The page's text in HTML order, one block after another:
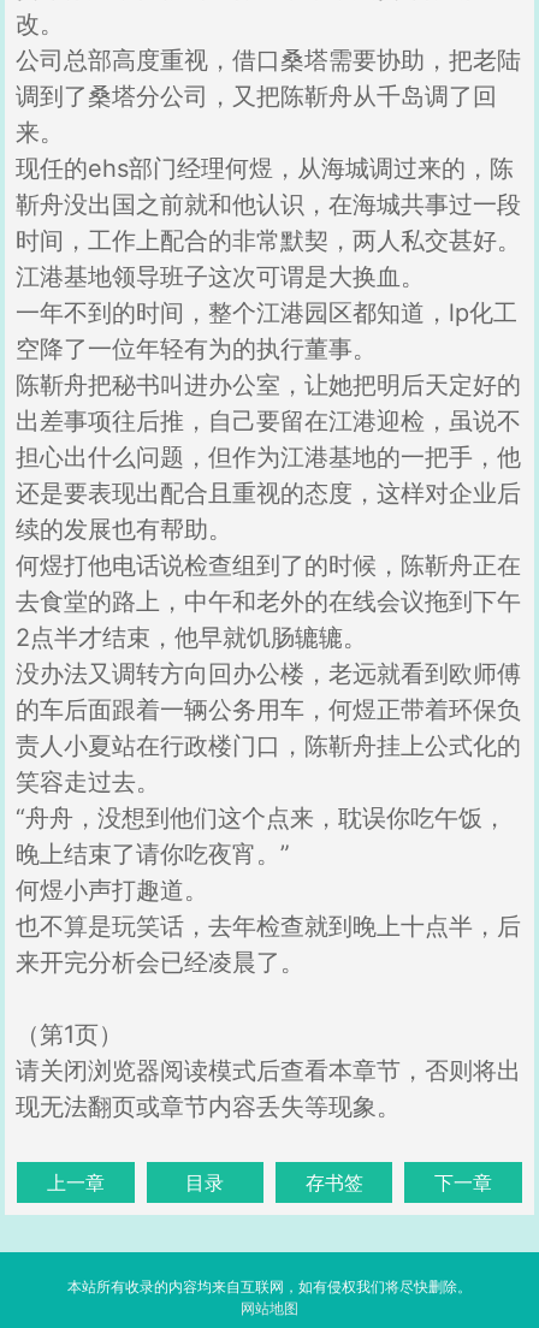
改。
公司总部高度重视，借口桑塔需要协助，把老陆
调到了桑塔分公司，又把陈靳舟从千岛调了回
来。
现任的ehs部门经理何煜，从海城调过来的，陈
靳舟没出国之前就和他认识，在海城共事过一段
时间，工作上配合的非常默契，两人私交甚好。
江港基地领导班子这次可谓是大换血。
一年不到的时间，整个江港园区都知道，lp化工
空降了一位年轻有为的执行董事。
陈靳舟把秘书叫进办公室，让她把明后天定好的
出差事项往后推，自己要留在江港迎检，虽说不
担心出什么问题，但作为江港基地的一把手，他
还是要表现出配合且重视的态度，这样对企业后
续的发展也有帮助。
何煜打他电话说检查组到了的时候，陈靳舟正在
去食堂的路上，中午和老外的在线会议拖到下午
2点半才结束，他早就饥肠辘辘。
没办法又调转方向回办公楼，老远就看到欧师傅
的车后面跟着一辆公务用车，何煜正带着环保负
责人小夏站在行政楼门口，陈靳舟挂上公式化的
笑容走过去。
“舟舟，没想到他们这个点来，耽误你吃午饭，
晚上结束了请你吃夜宵。”
何煜小声打趣道。
也不算是玩笑话，去年检查就到晚上十点半，后
来开完分析会已经凌晨了。
（第1页）
请关闭浏览器阅读模式后查看本章节，否则将出
现无法翻页或章节内容丢失等现象。
上一章 目录 存书签 下一章
本站所有收录的内容均来自互联网，如有侵权我们将尽快删除。
网站地图